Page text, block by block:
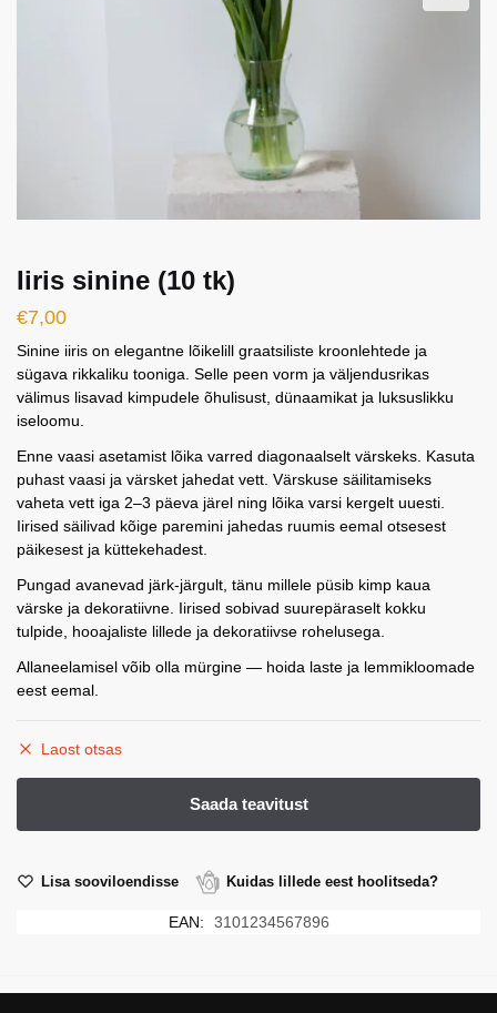
Iiris sinine (10 tk)
€7,00
Sinine iiris on elegantne lõikelill graatsiliste kroonlehtede ja
sügava rikkaliku tooniga. Selle peen vorm ja väljendusrikas
välimus lisavad kimpudele õhulisust, dünaamikat ja luksuslikku
iseloomu.
Enne vaasi asetamist lõika varred diagonaalselt värskeks. Kasuta
puhast vaasi ja värsket jahedat vett. Värskuse säilitamiseks
vaheta vett iga 2–3 päeva järel ning lõika varsi kergelt uuesti.
Iirised säilivad kõige paremini jahedas ruumis eemal otsesest
päikesest ja küttekehadest.
Pungad avanevad järk-järgult, tänu millele püsib kimp kaua
värske ja dekoratiivne. Iirised sobivad suurepäraselt kokku
tulpide, hooajaliste lillede ja dekoratiivse rohelusega.
Allaneelamisel võib olla mürgine — hoida laste ja lemmikloomade
eest eemal.
Laost otsas
Lisa sooviloendisse Kuidas lillede eest hoolitseda?
EAN: 3101234567896